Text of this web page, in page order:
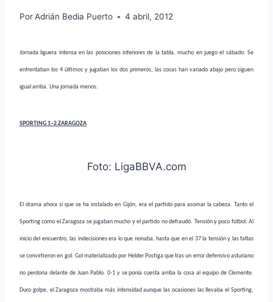
PorAdrián Bedia Puerto 4 abril, 2012
Jornada liguera intensa en las posiciones inferiores de la tabla, mucho en juego el sábado. Se
enfrentaban los 4 últimos y jugaban los dos primeros, las cosas han variado abajo pero siguen
igual arriba. Una jornada menos.
SPORTING 1–2 ZARAGOZA
Foto: LigaBBVA.com
El drama ahora si que se ha instalado en Gijón, era el partido para asomar la cabeza. Tanto el
Sporting como el Zaragoza se jugaban mucho y el partido no defraudó. Tensión y poco fútbol. Al
inicio del encuentro, las indecisiones era lo que reinaba, hasta que en el 37 la tensión y las faltas
se convirtieron en gol. Gol materializado por Helder Postiga que tras un error defensivo asturiano
no perdona delante de Juan Pablo. 0-1 y se ponía cuesta arriba la cosa al equipo de Clemente.
Duro golpe, el Zaragoza mostraba más intensidad aunque las ocasiones las llevaba el Sporting,